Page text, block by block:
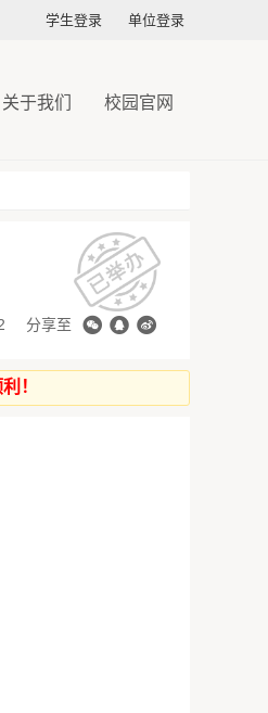
学生登录 单位登录
关于我们 校园官网
分享至
！